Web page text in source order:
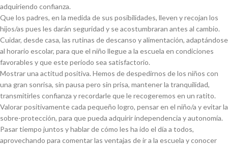
adquiriendo confianza.
Que los padres, en la medida de sus posibilidades, lleven y recojan los
hijos/as pues les darán seguridad y se acostumbraran antes al cambio.
Cuidar, desde casa, las rutinas de descanso y alimentación, adaptándose
al horario escolar, para que el niño llegue a la escuela en condiciones
favorables y que este periodo sea satisfactorio.
Mostrar una actitud positiva. Hemos de despedirnos de los niños con
una gran sonrisa, sin pausa pero sin prisa, mantener la tranquilidad,
transmitirles confianza y recordarle que le recogeremos en un ratito.
Valorar positivamente cada pequeño logro, pensar en el niño/a y evitar la
sobre-protección, para que pueda adquirir independencia y autonomía.
Pasar tiempo juntos y hablar de cómo les ha ido el día a todos,
aprovechando para comentar las ventajas de ir a la escuela y conocer